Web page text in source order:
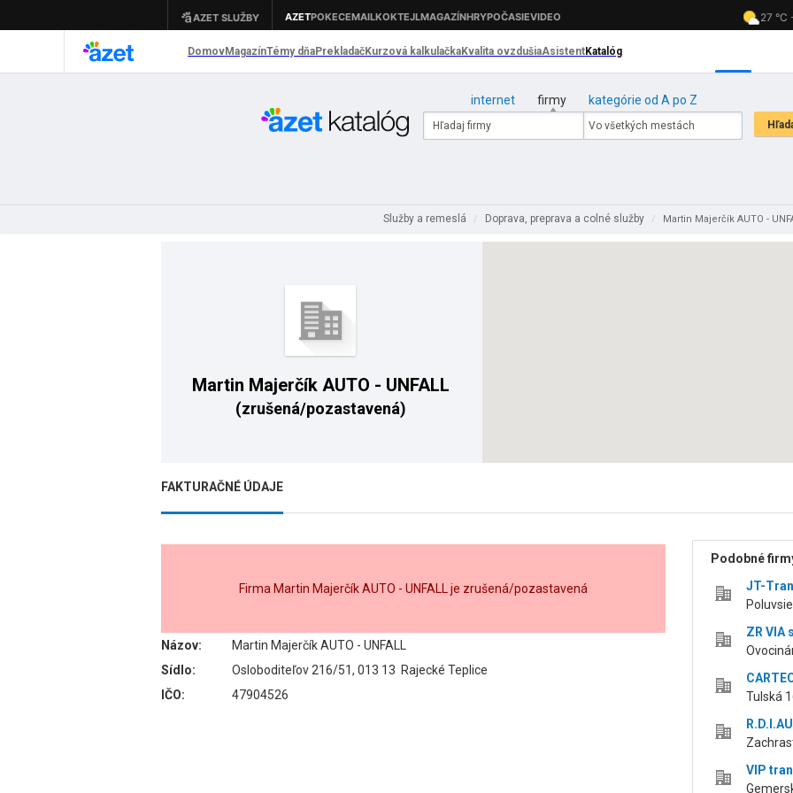
internet firmy kategórie od A po Z
Služby a remeslá / Doprava, preprava a colné služby / Martin Majerčík AUTO -
Martin Majerčík AUTO - UNFALL
(zrušená/pozastavená)
FAKTURAČNÉ ÚDAJE
Firma Martin Majerčík AUTO - UNFALL je zrušená/pozastavená
Názov:
Martin Majerčík AUTO - UNFALL
Sídlo:
Osloboditeľov 216/51, 013 13 Rajecké Teplice
IČO:
47904526
Podobné
JT-
ZR VIA
Tulská
VIP